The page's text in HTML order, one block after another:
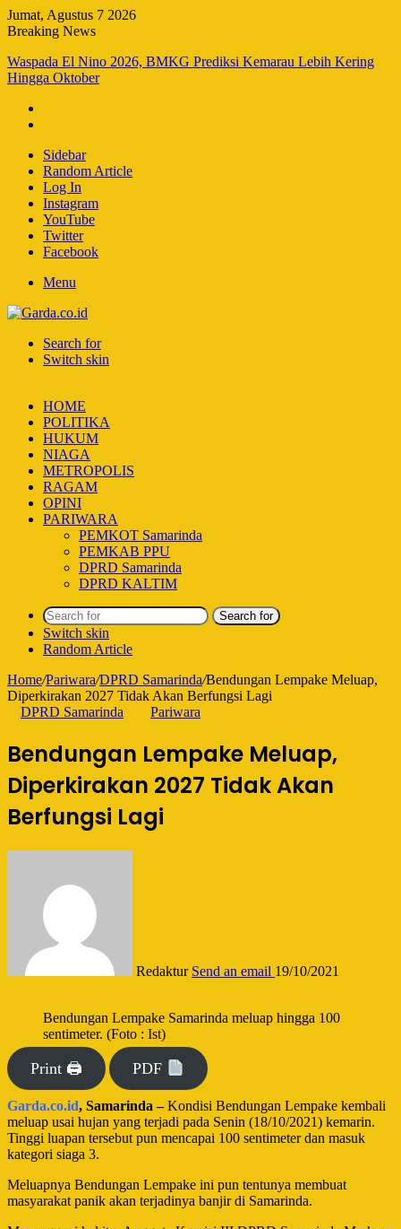
Jumat, Agustus 7 2026
Breaking News
Waspada El Nino 2026, BMKG Prediksi Kemarau Lebih Kering
Hingga Oktober
Sidebar
Random Article
Log In
Instagram
YouTube
Twitter
Facebook
Menu
Search for
Switch skin
HOME
POLITIKA
HUKUM
NIAGA
METROPOLIS
RAGAM
OPINI
PARIWARA
PEMKOT Samarinda
PEMKAB PPU
DPRD Samarinda
DPRD KALTIM
Search for
Switch skin
Random Article
Home/Pariwara/DPRD Samarinda/Bendungan Lempake Meluap,
Diperkirakan 2027 Tidak Akan Berfungsi Lagi
DPRD Samarinda
Pariwara
Bendungan Lempake Meluap,
Diperkirakan 2027 Tidak Akan
Berfungsi Lagi
Redaktur Send an email 19/10/2021
Bendungan Lempake Samarinda meluap hingga 100
sentimeter. (Foto : Ist)
Print 🖨 PDF
Garda.co.id, Samarinda –Kondisi Bendungan Lempake kembali
meluap usai hujan yang terjadi pada Senin (18/10/2021) kemarin.
Tinggi luapan tersebut pun mencapai 100 sentimeter dan masuk
kategori siaga 3.
Meluapnya Bendungan Lempake ini pun tentunya membuat
masyarakat panik akan terjadinya banjir di Samarinda.